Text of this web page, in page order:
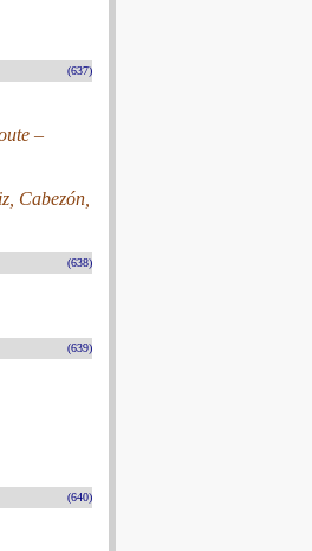
(637)
–
Cabezón,
(638)
(639)
(640)